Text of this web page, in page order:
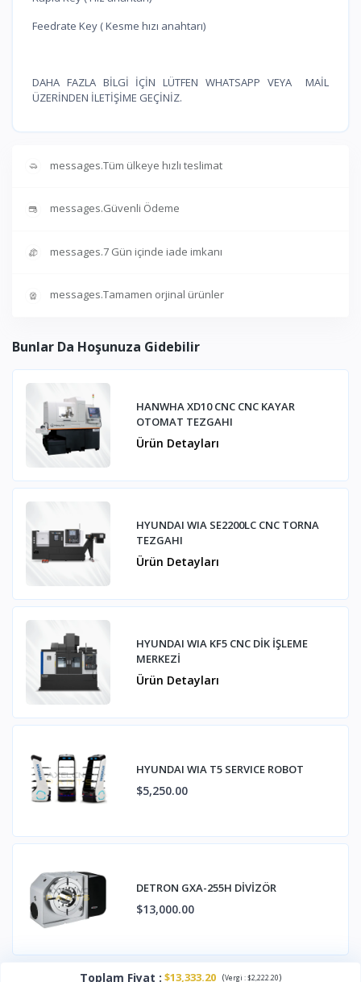
Feedrate Key ( Kesme hızı anahtarı)
DAHA FAZLA BİLGİ İÇİN LÜTFEN WHATSAPP VEYA MAİL
ÜZERİNDEN İLETİŞİME GEÇİNİZ.
messages.Tüm ülkeye hızlı teslimat
messages.Güvenli Ödeme
messages.7 Gün içinde iade imkanı
messages.Tamamen orjinal ürünler
Bunlar Da Hoşunuza Gidebilir
HANWHA XD10 CNC CNC KAYAR
OTOMAT TEZGAHI
Ürün Detayları
HYUNDAI WIA SE2200LC CNC TORNA
TEZGAHI
Ürün Detayları
HYUNDAI WIA KF5 CNC DİK İŞLEME
MERKEZİ
Ürün Detayları
HYUNDAI WIA T5 SERVICE ROBOT
$5,250.00
DETRON GXA-255H DİVİZÖR
$13,000.00
Toplam Fiyat : $13,333.20 (Vergi :$2,222.20)